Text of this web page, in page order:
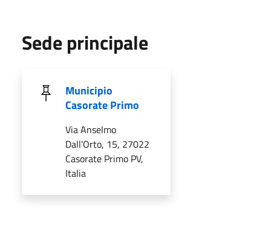
Sede principale
Municipio
Casorate Primo
Via Anselmo
Dall'Orto, 15, 27022
Casorate Primo PV,
Italia